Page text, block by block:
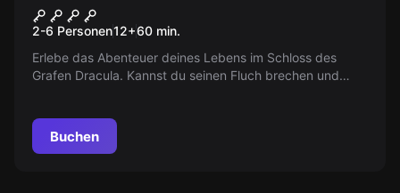
Draculas Schloss 2.0
2-6 Personen12+60 min.
Erlebe das Abenteuer deines Lebens im Schloss des
Grafen Dracula. Kannst du seinen Fluch brechen und
Buchen